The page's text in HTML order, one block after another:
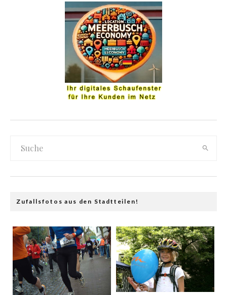
Zufallsfotos aus den Stadtteilen!